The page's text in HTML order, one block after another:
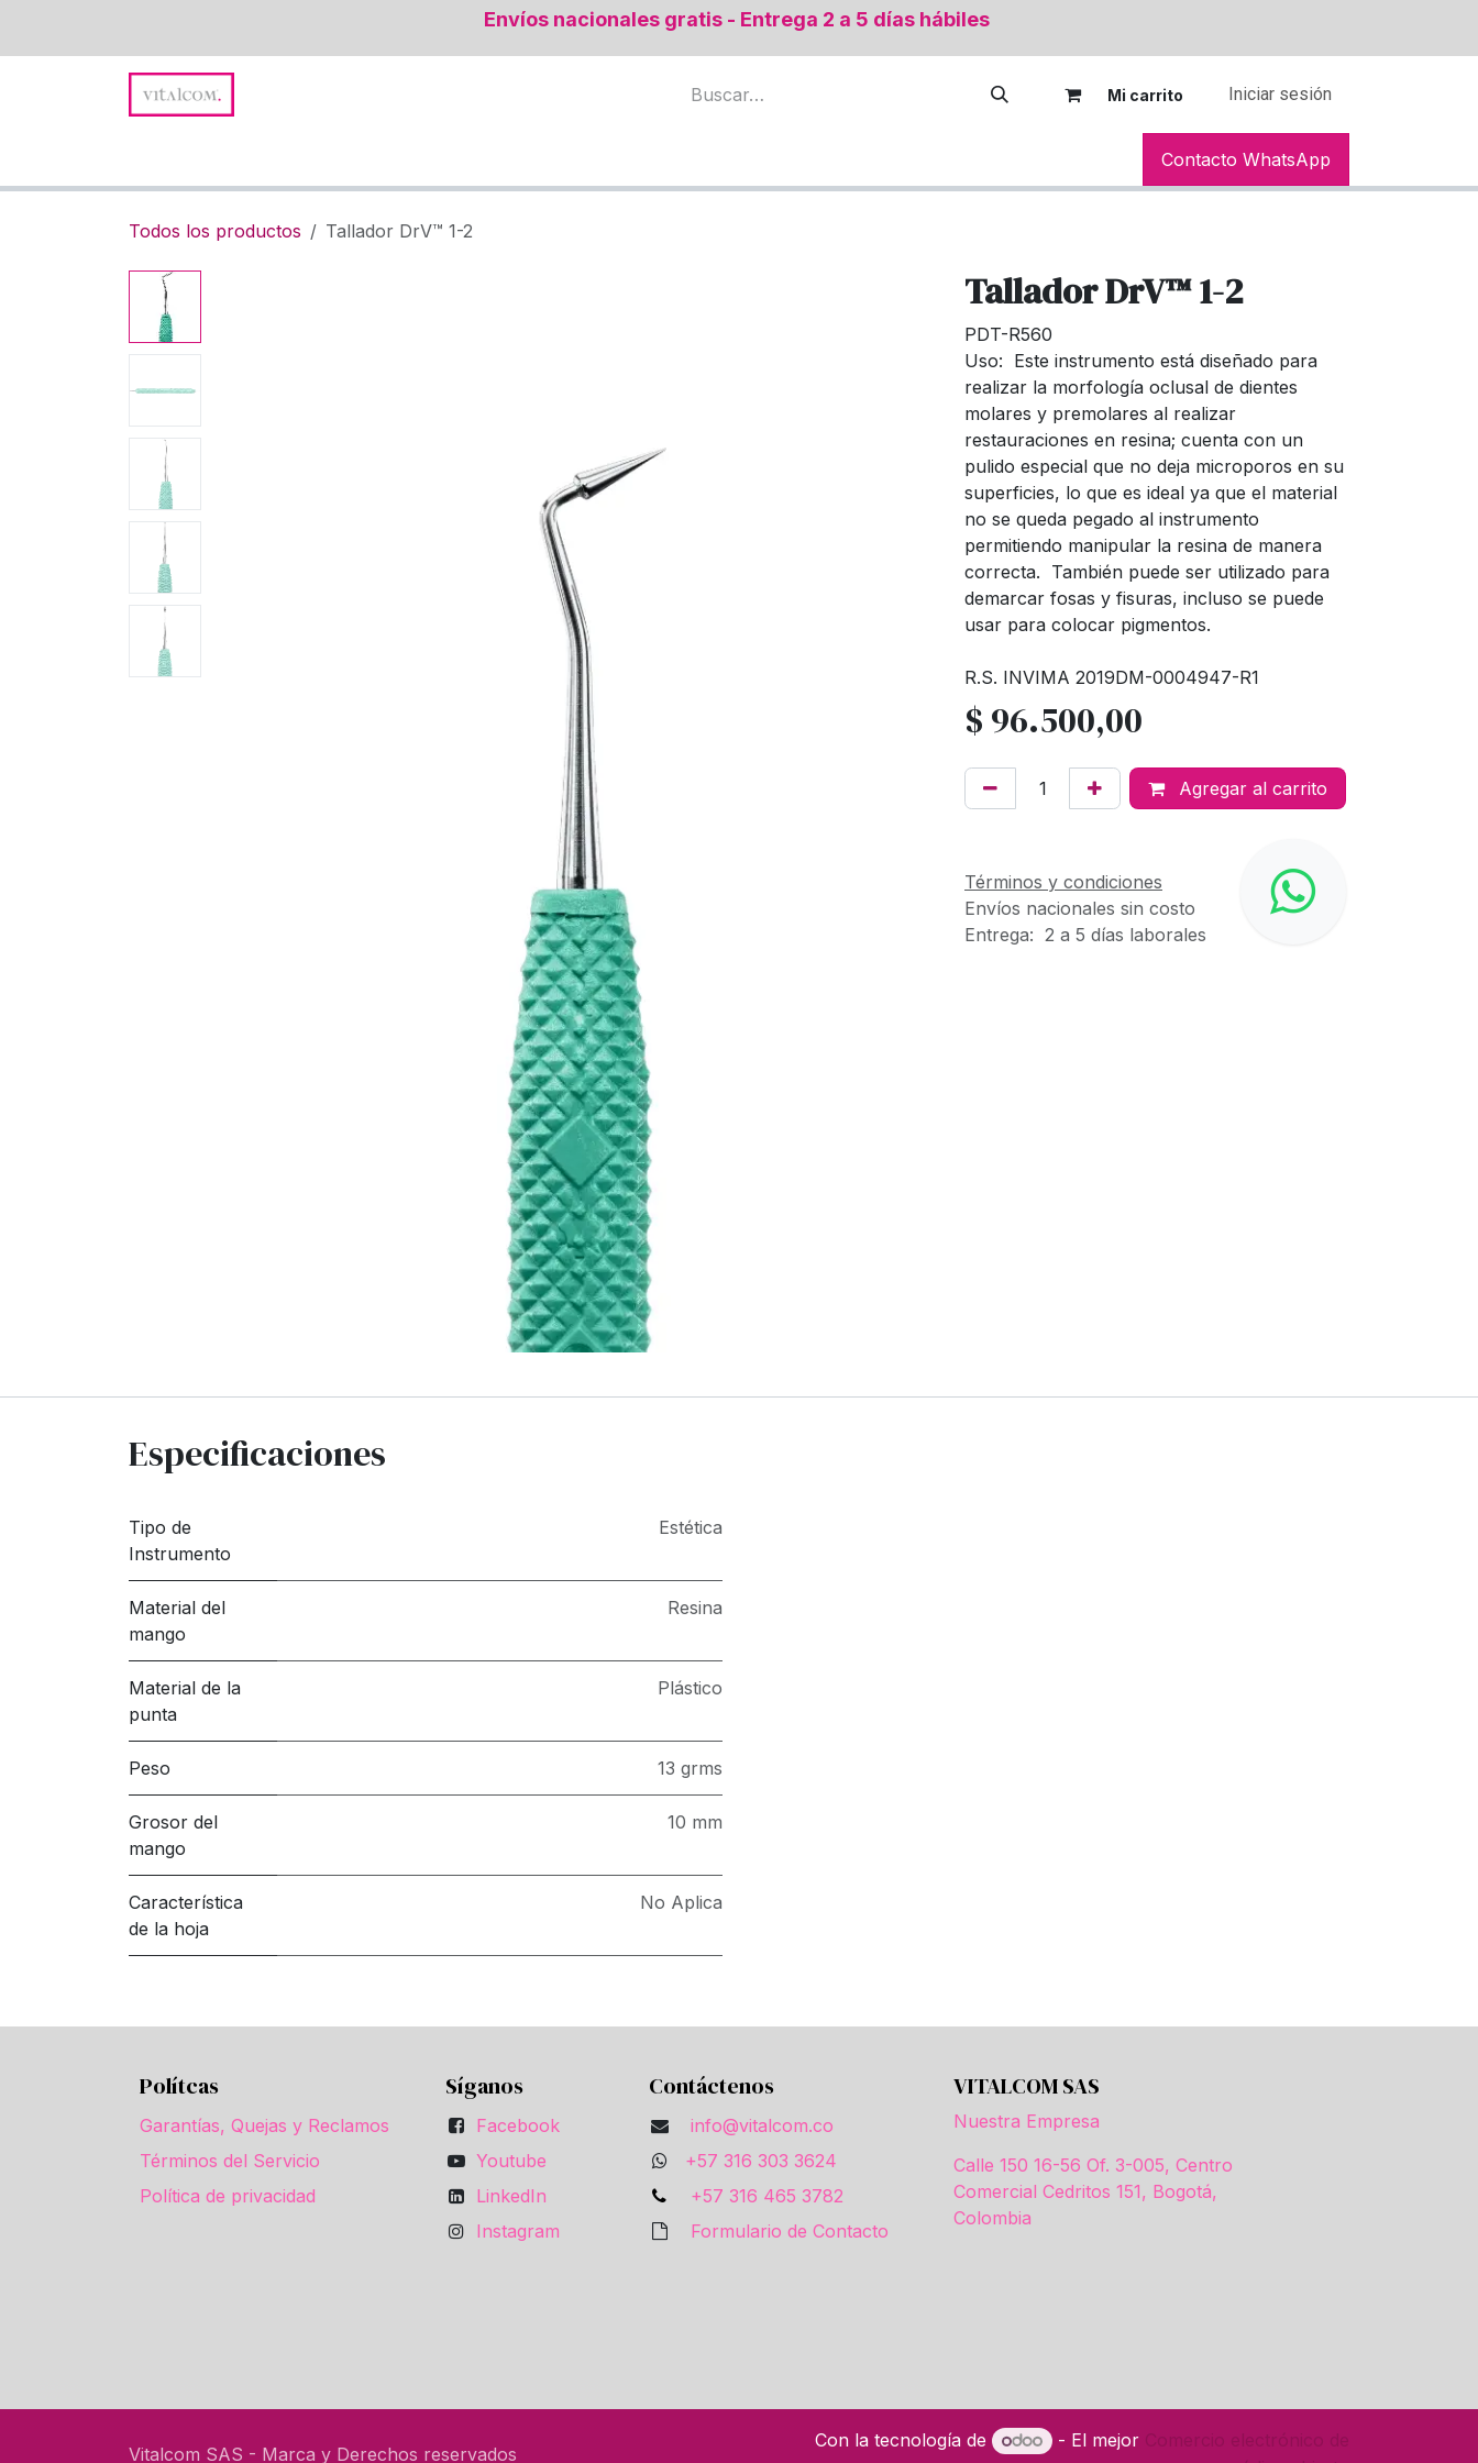
Envíos nacionales gratis - Entrega 2 a 5 días hábiles
Mi carrito Iniciar sesión
Contacto WhatsApp
Todos los productos Tallador DrV™ 1-2
Tallador DrV™ 1-2
PDT-R560
Uso: Este instrumento está diseñado para
realizar la morfología oclusal de dientes
molares y premolares al realizar
restauraciones en resina; cuenta con un
pulido especial que no deja microporos en su
superficies, lo que es ideal ya que el material
no se queda pegado al instrumento
permitiendo manipular la resina de manera
correcta. También puede ser utilizado para
demarcar fosas y fisuras, incluso se puede
usar para colocar pigmentos.
R.S. INVIMA 2019DM-0004947-R1
$ 96.500,00
Agregar al carrito
Términos y condiciones
Envíos nacionales sin costo
Entrega: 2 a 5 días laborales
Especificaciones
Tipo de
Instrumento
Estética
Material del
mango
Resina
Material de la
punta
Plástico
Peso 13 grms
Grosor del
mango
10 mm
Característica
de la hoja
No Aplica
Polítcas
Garantías, Quejas y Reclamos
Términos del Servicio
Política de privacidad
Síganos
Facebook
Youtube
LinkedIn
Instagram
Contáctenos
info@vitalcom.co
+57 316 303 3624
+57 316 465 3782
Formulario de Contacto
VITALCOM SAS
Nuestra Empresa
Calle 150 16-56 Of. 3-005, Centro
Comercial Cedritos 151, Bogotá,
Colombia
Vitalcom SAS - Marca y Derechos reservados
Con la tecnología de - El mejor Comercio electrónico de